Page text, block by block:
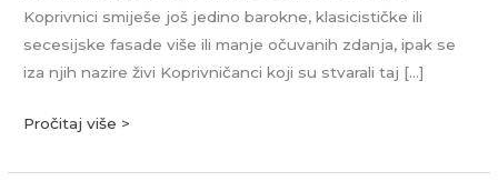
Koprivnici smiješe još jedino barokne, klasicističke ili
secesijske fasade više ili manje očuvanih zdanja, ipak se
iza njih nazire živi Koprivničanci koji su stvarali taj […]
Pročitaj više >